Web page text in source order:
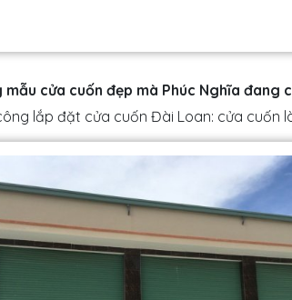
mẫu cửa cuốn đẹp mà Phúc Nghĩa đang
lắp đặt cửa cuốn Đài Loan: cửa cuốn